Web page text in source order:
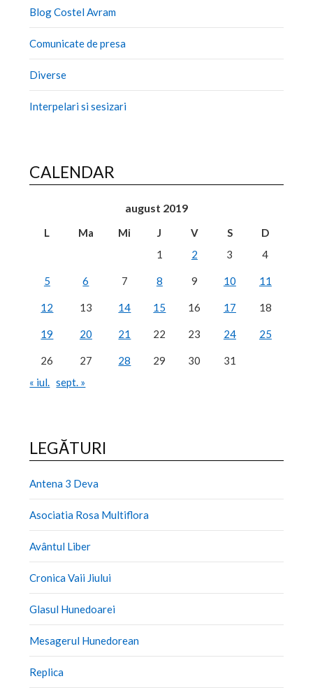
Blog Costel Avram
Comunicate de presa
Diverse
Interpelari si sesizari
CALENDAR
august 2019
L Ma Mi J V S
D
1
2 3 4
5 6 7 8 9 10 11
12 13 14 15 16 17 18
19 20 21 22 23 24 25
26 27 28 29 30
31
« iul. sept. »
LEGĂTURI
Antena 3 Deva
Asociatia Rosa Multiflora
Avântul Liber
Cronica Vaii Jiului
Glasul Hunedoarei
Mesagerul Hunedorean
Replica